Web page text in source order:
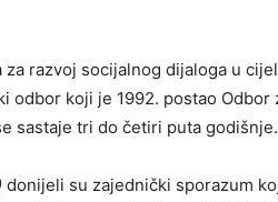
za razvoj socijalnog dijaloga u
koji je 1992. postao Odbor
sastaje tri do četiri puta godišnje.
donijeli su zajednički sporazum